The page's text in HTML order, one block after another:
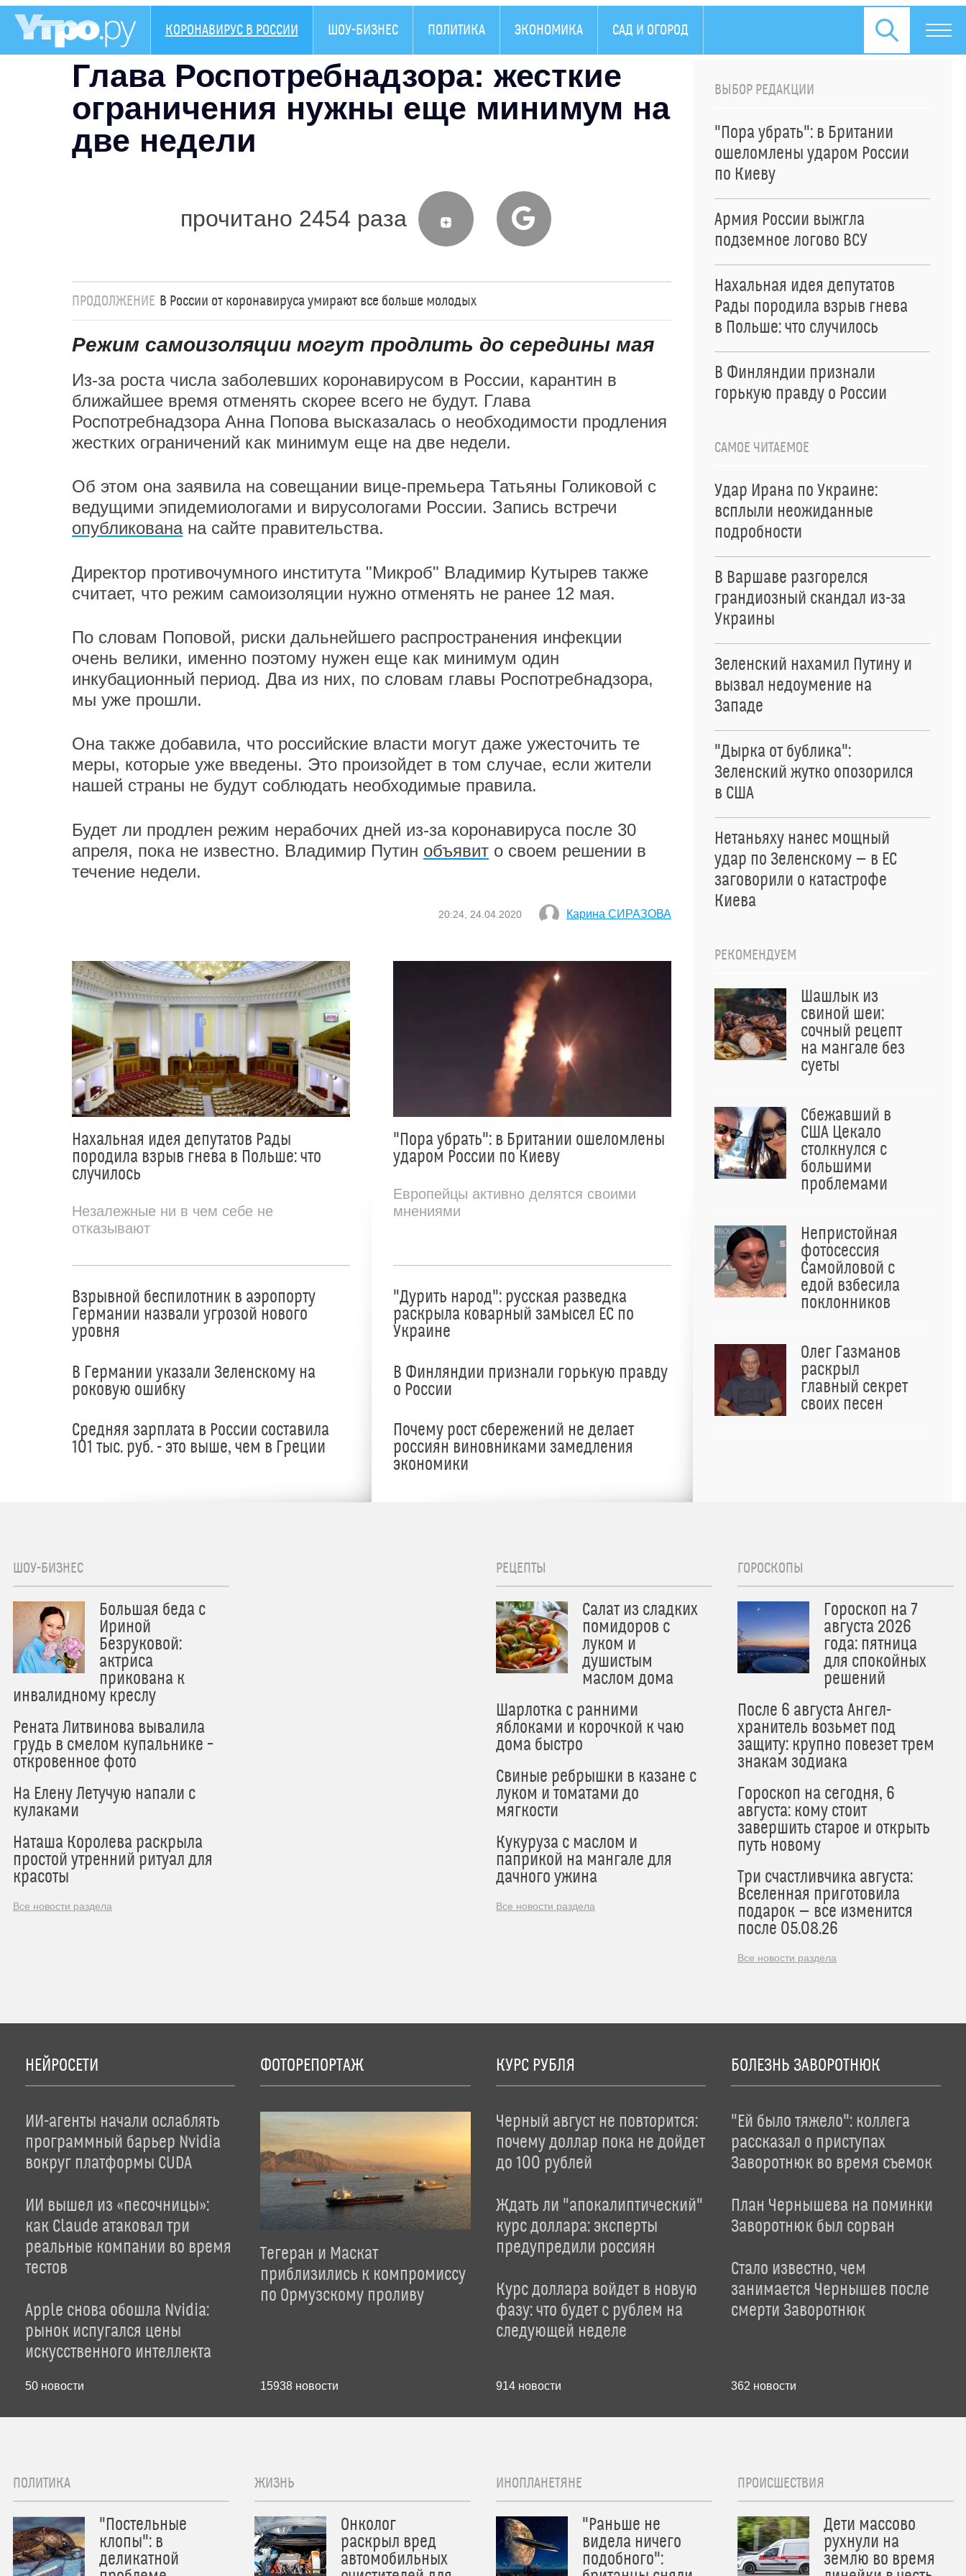
КОРОНАВИРУС В РОССИИ ШОУ-БИЗНЕС ПОЛИТИКА ЭКОНОМИКА САД И ОГОРОД ПРЕСС-РЕЛИЗЫ
Глава Роспотребнадзора: жесткие
ограничения нужны еще минимум на
две недели
прочитано 2454 раза
ПРОДОЛЖЕНИЕ В России от коронавируса умирают все больше молодых
Режим самоизоляции могут продлить до середины мая
Из-за роста числа заболевших коронавирусом в России, карантин в
ближайшее время отменять скорее всего не будут. Глава
Роспотребнадзора Анна Попова высказалась о необходимости продления
жестких ограничений как минимум еще на две недели.
Об этом она заявила на совещании вице-премьера Татьяны Голиковой с
ведущими эпидемиологами и вирусологами России. Запись встречи
опубликованана сайте правительства.
Директор противочумного института "Микроб" Владимир Кутырев также
считает, что режим самоизоляции нужно отменять не ранее 12 мая.
По словам Поповой, риски дальнейшего распространения инфекции
очень велики, именно поэтому нужен еще как минимум один
инкубационный период. Два из них, по словам главы Роспотребнадзора,
мы уже прошли.
Она также добавила, что российские власти могут даже ужесточить те
меры, которые уже введены. Это произойдет в том случае, если жители
нашей страны не будут соблюдать необходимые правила.
Будет ли продлен режим нерабочих дней из-за коронавируса после 30
апреля, пока не известно. Владимир Путин объявит о своем решении в
течение недели.
20:24, 24.04.2020 Карина СИРАЗОВА
Нахальная идея депутатов Рады
породила взрыв гнева в Польше: что
случилось
Незалежные ни в чем себе не
отказывают
Взрывной беспилотник в аэропорту
Германии назвали угрозой нового
уровня
В Германии указали Зеленскому на
роковую ошибку
Средняя зарплата в России составила
101 тыс. руб. - это выше, чем в Греции
"Пора убрать": в Британии ошеломлены
ударом России по Киеву
Европейцы активно делятся своими
мнениями
"Дурить народ": русская разведка
раскрыла коварный замысел ЕС по
Украине
В Финляндии признали горькую правду
о России
Почему рост сбережений не делает
россиян виновниками замедления
экономики
ВЫБОР РЕДАКЦИИ
"Пора убрать": в Британии
ошеломлены ударом России
по Киеву
Армия России выжгла
подземное логово ВСУ
Нахальная идея депутатов
Рады породила взрыв гнева
в Польше: что случилось
В Финляндии признали
горькую правду о России
САМОЕ ЧИТАЕМОЕ
Удар Ирана по Украине:
всплыли неожиданные
подробности
В Варшаве разгорелся
грандиозный скандал из-за
Украины
Зеленский нахамил Путину и
вызвал недоумение на
Западе
"Дырка от бублика":
Зеленский жутко опозорился
в США
Нетаньяху нанес мощный
удар по Зеленскому — в ЕС
заговорили о катастрофе
Киева
РЕКОМЕНДУЕМ
Шашлык из
свиной шеи:
сочный рецепт
на мангале без
суеты
Сбежавший в
США Цекало
столкнулся с
большими
проблемами
Непристойная
фотосессия
Самойловой с
едой взбесила
поклонников
Олег Газманов
раскрыл
главный секрет
своих песен
ШОУ-БИЗНЕС
Большая беда с
Ириной
Безруковой:
актриса
прикована к
инвалидному креслу
Рената Литвинова вывалила
грудь в смелом купальнике –
откровенное фото
На Елену Летучую напали с
кулаками
Наташа Королева раскрыла
простой утренний ритуал для
красоты
Все новости раздела
РЕЦЕПТЫ
Салат из сладких
помидоров с
луком и
душистым
маслом дома
Шарлотка с ранними
яблоками и корочкой к чаю
дома быстро
Свиные ребрышки в казане с
луком и томатами до
мягкости
Кукуруза с маслом и
паприкой на мангале для
дачного ужина
Все новости раздела
ГОРОСКОПЫ
Гороскоп на 7
августа 2026
года: пятница
для спокойных
решений
После 6 августа Ангел-
хранитель возьмет под
защиту: крупно повезет трем
знакам зодиака
Гороскоп на сегодня, 6
августа: кому стоит
завершить старое и открыть
путь новому
Три счастливчика августа:
Вселенная приготовила
подарок — все изменится
после 05.08.26
Все новости раздела
НЕЙРОСЕТИ
ИИ-агенты начали ослаблять
программный барьер Nvidia
вокруг платформы CUDA
ИИ вышел из «песочницы»:
как Claude атаковал три
реальные компании во время
тестов
Apple снова обошла Nvidia:
рынок испугался цены
искусственного интеллекта
50 новости
ФОТОРЕПОРТАЖ
Тегеран и Маскат
приблизились к компромиссу
по Ормузскому проливу
15938 новости
КУРС РУБЛЯ
Черный август не повторится:
почему доллар пока не дойдет
до 100 рублей
Ждать ли "апокалиптический"
курс доллара: эксперты
предупредили россиян
Курс доллара войдет в новую
фазу: что будет с рублем на
следующей неделе
914новости
БОЛЕЗНЬ ЗАВОРОТНЮК
"Ей было тяжело": коллега
рассказал о приступах
Заворотнюк во время съемок
План Чернышева на поминки
Заворотнюк был сорван
Стало известно, чем
занимается Чернышев после
смерти Заворотнюк
362 новости
ПОЛИТИКА
"Постельные
клопы": в
деликатной
ЖИЗНЬ
Онколог
раскрыл вред
автомобильных
ИНОПЛАНЕТЯНЕ
"Раньше не
видела ничего
подобного":
ПРОИСШЕСТВИЯ
Дети массово
рухнули на
землю во время